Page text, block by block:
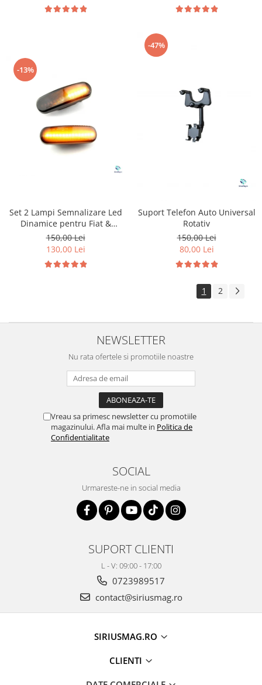
-13%
Set 2 Lampi Semnalizare Led
Dinamice pentru Fiat &
Peugeot & Citroen
150,00 Lei
130,00 Lei
-47%
Suport Telefon Auto Universal
Rotativ
150,00 Lei
80,00 Lei
1 2
NEWSLETTER
Nu rata ofertele si promotiile noastre
Vreau sa primesc newsletter cu promotiile
magazinului. Afla mai multe in Politica de
Confidentialitate
SOCIAL
Urmareste-ne in social media
SUPORT CLIENTI
L - V: 09:00 - 17:00
0723989517
contact@siriusmag.ro
SIRIUSMAG.RO
CLIENTI